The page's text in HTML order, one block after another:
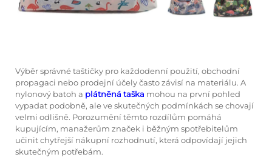
Výběr správné taštičky pro každodenní použití, obchodní
propagaci nebo prodejní účely často závisí na materiálu. A
nylonový batoh a plátněná taška mohou na první pohled
vypadat podobně, ale ve skutečných podmínkách se chovají
velmi odlišně. Porozumění těmto rozdílům pomáhá
kupujícím, manažerům značek i běžným spotřebitelům
učinit chytřejší nákupní rozhodnutí, která odpovídají jejich
skutečným potřebám.